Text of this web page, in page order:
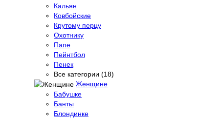
Кальян
Ковбойские
Крутому перцу
Охотнику
Папе
Пейнтбол
Пенек
Все категории (18)
Женщине
Бабушке
Банты
Блондинке